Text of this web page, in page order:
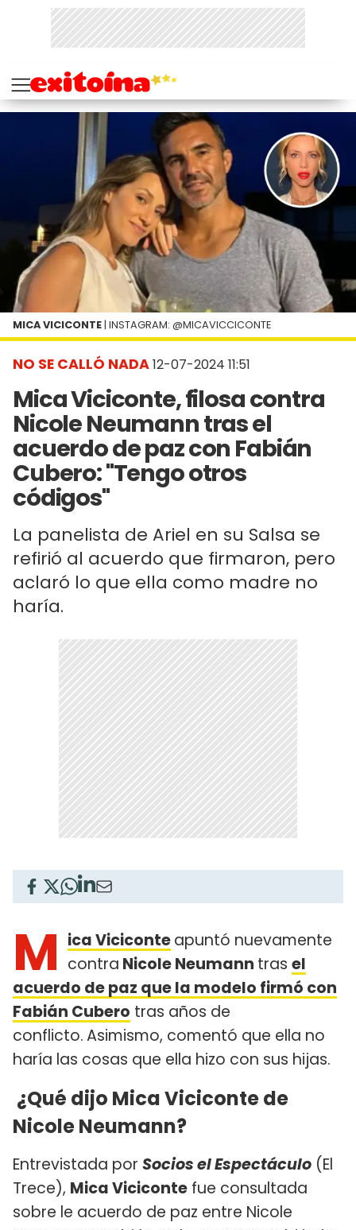
NO SE CALLÓ NADA12-07-2024 11:51
Mica Viciconte, filosa contra
Nicole Neumann tras el
acuerdo de paz con Fabián
Cubero: "Tengo otros
códigos"
La panelista de Ariel en su Salsa se
refirió al acuerdo que firmaron, pero
aclaró lo que ella como madre no
haría.
MICA VICICONTE | INSTAGRAM: @MICAVICCICONTE
M ica Viciconteapuntó nuevamente
contra Nicole Neumann tras el
acuerdo de paz que la modelo firmó con
Fabián Cubero tras años de
conflicto.Asimismo, comentó que ella no
haría las cosas que ella hizo con sus hijas.
¿Qué dijo Mica Viciconte de
Nicole Neumann?
Entrevistada por Socios el Espectáculo (El
Trece), Mica Viciconte fue consultada
sobre le acuerdo de paz entre Nicole